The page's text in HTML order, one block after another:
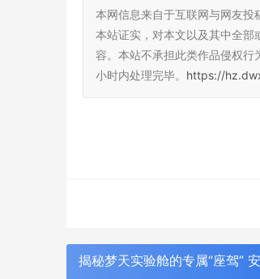
本网信息来自于互联网与网友
本站证实，对本文以及其中全
容。本站不承担此类作品侵权
小时内处理完毕。 https://
揭秘梦天实验舱的专属“座驾”